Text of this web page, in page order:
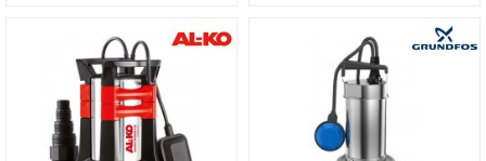
DO KOŠÍKA
Porovnať
DO KOŠÍKA
Porovnať